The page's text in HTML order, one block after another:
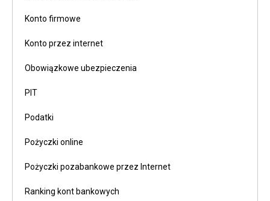
Konto firmowe
Konto przez internet
Obowiązkowe ubezpieczenia
PIT
Podatki
Pożyczki online
Pożyczki pozabankowe przez Internet
Ranking kont bankowych